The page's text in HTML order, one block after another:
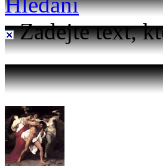
Zadejte text,